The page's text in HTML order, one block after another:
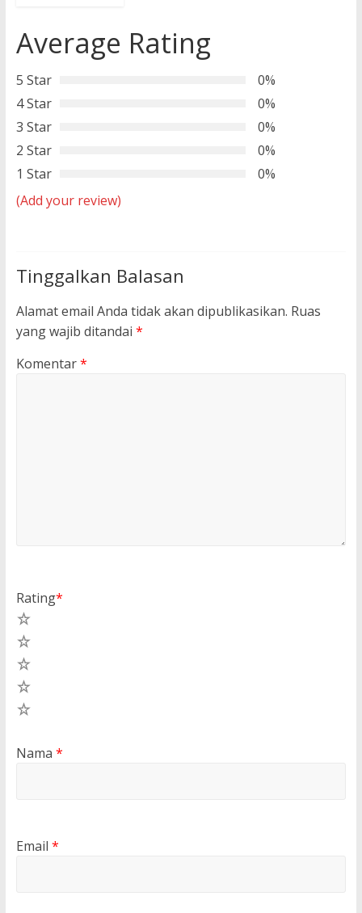
Average Rating
5 Star
0%
4 Star
0%
3 Star
0%
2 Star
0%
1 Star
0%
(Add your review)
Tinggalkan Balasan
Alamat email Anda tidak akan dipublikasikan. Ruas
yang wajib ditandai *
Komentar*
Rating*
Nama *
Email *